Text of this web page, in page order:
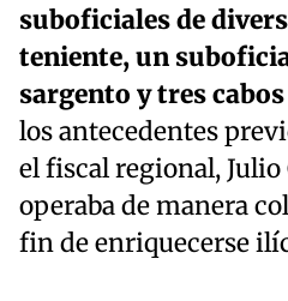
suboficiales de
teniente, un
sargento y tres
los antecedentes
el fiscal regional,
operaba de manera
fin de enriquecerse